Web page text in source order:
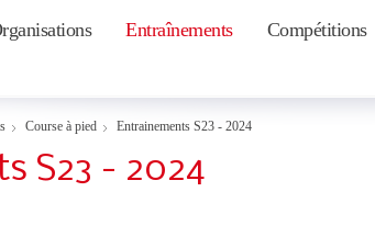
Entraînements Compétitions
Course à pied Entrainements S23 - 2024
S23 - 2024